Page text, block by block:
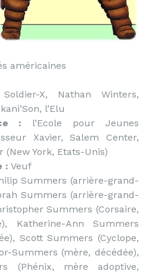
américaines
Soldier-X, Nathan Winters,
l’Elu
: l’Ecole pour Jeunes
Xavier, Salem Center,
(New York, Etats-Unis)
: Veuf
Summers (arrière-grand-
Summers (arrière-grand-
Summers (Corsaire,
Katherine-Ann Summers
Scott Summers (Cyclope,
Summers (mère, décédée),
(Phénix, mère adoptive,